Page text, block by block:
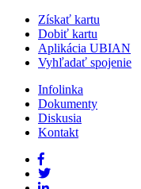
Získať kartu
Dobiť kartu
Aplikácia UBIAN
Vyhľadať spojenie
Infolinka
Dokumenty
Diskusia
Kontakt